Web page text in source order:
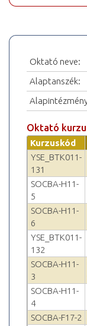
Oktató neve:
Alaptanszék:
Oktató
Kurzuskód
YSE_BTK011-
131
SOCBA-H11-
5
SOCBA-H11-
6
YSE_BTK011-
132
SOCBA-H11-
3
SOCBA-H11-
4
SOCBA-F17-2